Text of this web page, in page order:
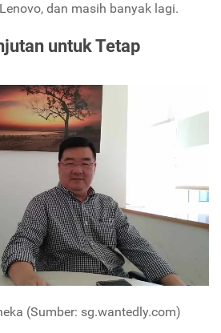
dan masih banyak lagi.
untuk Tetap
(Sumber: sg.wantedly.com)